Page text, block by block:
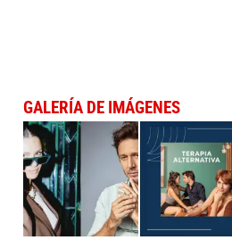
GALERÍA DE IMÁGENES